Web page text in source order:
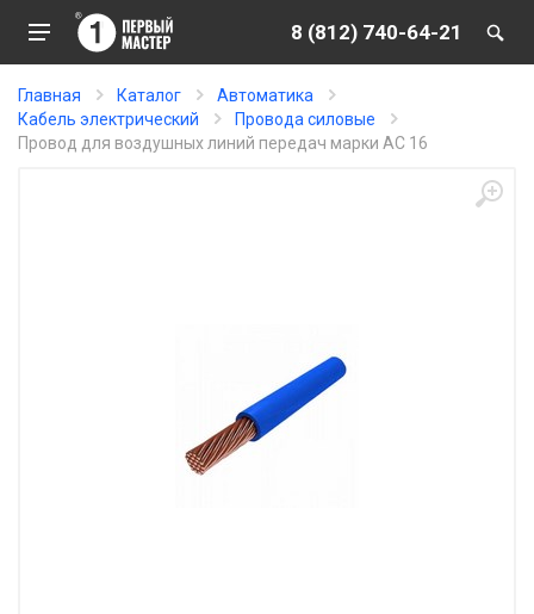
8 (812) 740-64-21
Главная Каталог
Автоматика
Кабель электрический
Провода силовые
Провод для воздушных линий передач марки АС 16